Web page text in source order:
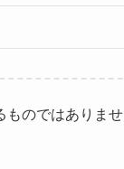
のではありま